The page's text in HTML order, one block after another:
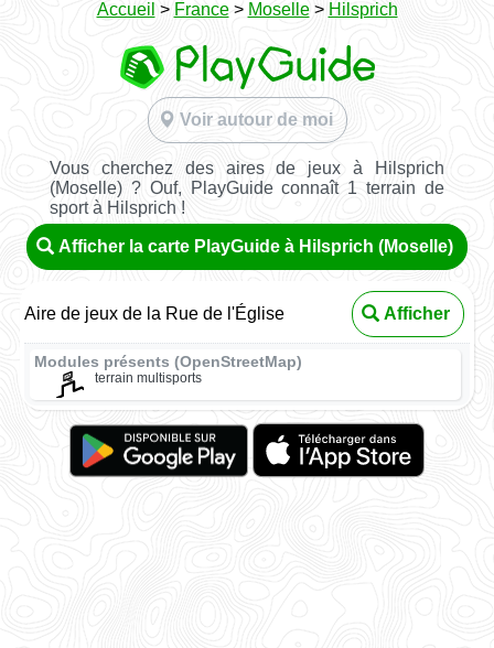
Accueil > France> Moselle> Hilsprich
Voir autour de moi
Vous cherchez des aires de jeux à Hilsprich
(Moselle) ? Ouf, PlayGuide connaît 1 terrain de
sport à Hilsprich !
Afficher la carte PlayGuide à Hilsprich (Moselle)
Aire de jeux de la Rue de l'Église Afficher
Modules présents (OpenStreetMap)
terrain multisports